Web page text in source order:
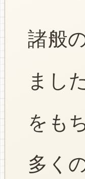
諸般
まし
をも
多く